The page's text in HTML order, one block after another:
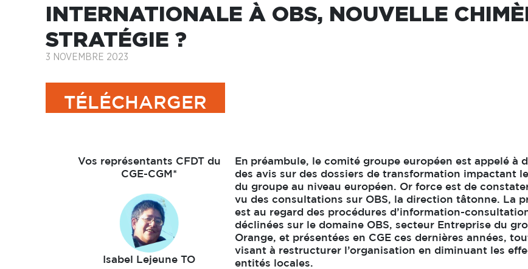
INTERNATIONALE À OBS, NOUVELLE
STRATÉGIE ?
3 NOVEMBRE 2023
TÉLÉCHARGER
Vos représentants CFDT du
CGE-CGM*
Isabel Lejeune TO
En préambule, le comité groupe européen est appelé à
des avis sur des dossiers de transformation impactant
du groupe au niveau européen. Or force est de
vu des consultations sur OBS, la direction tâtonne. La
est au regard des procédures d’information-
déclinées sur le domaine OBS, secteur Entreprise du
Orange, et présentées en CGE ces dernières années,
visant à restructurer l’organisation en diminuant les
entités locales.